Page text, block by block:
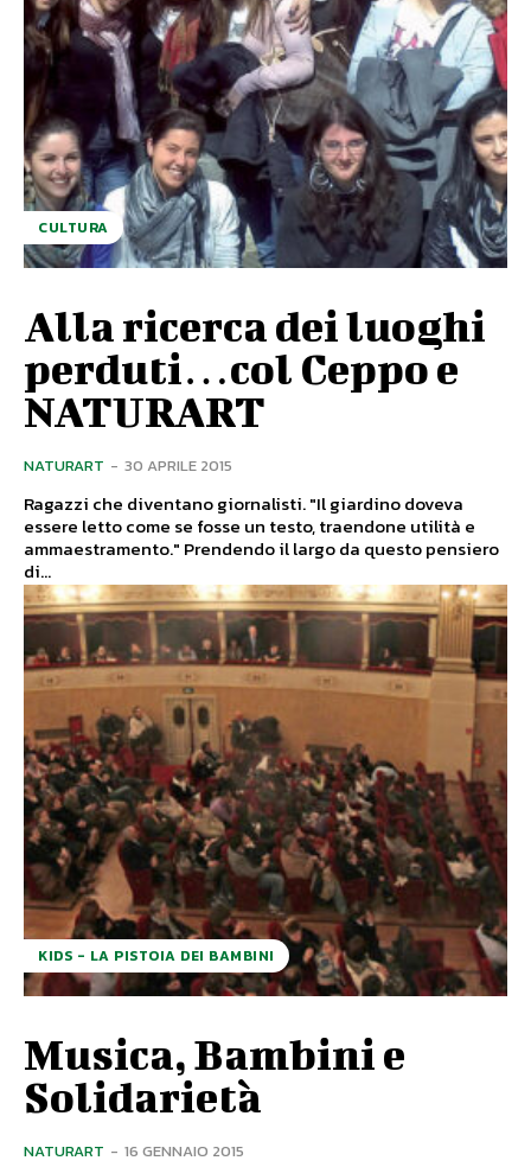
CULTURA
Alla ricerca dei luoghi
perduti…col Ceppo e
NATURART
NATURART - 30 APRILE 2015
Ragazzi che diventano giornalisti. "Il giardino doveva
essere letto come se fosse un testo, traendone utilità e
ammaestramento." Prendendo il largo da questo pensiero
di...
KIDS - LA PISTOIA DEI BAMBINI
Musica, Bambini e
Solidarietà
NATURART - 16 GENNAIO 2015